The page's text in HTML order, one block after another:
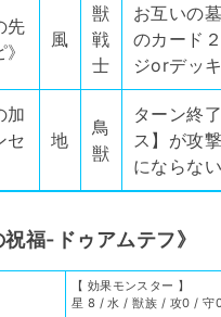
先
風
獣
戦
士
お互いの
のカード
ジorデッ
加
セ
地
鳥
獣
ターン終
ス】が攻
にならない
祝福-ドゥアムテフ》
【 効果モンスター 】
星 8 / 水 / 獣族 / 攻0 / 守